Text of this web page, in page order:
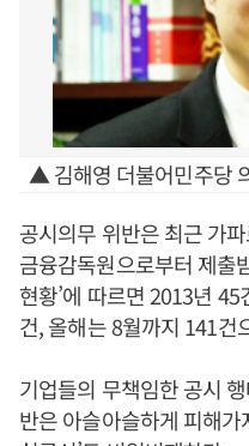
▲ 김해영 더불어민주당
공시의무 위반은 최근 가
금융감독원으로부터 제출
현황’에 따르면 2013년
건, 올해는 8월까지 141건
기업들의 무책임한 공시
반은 아슬아슬하게 피해